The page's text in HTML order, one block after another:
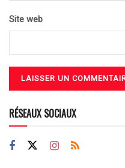
Site web
RÉSEAUX SOCIAUX